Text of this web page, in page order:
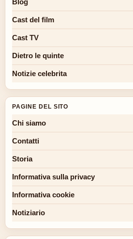
Blog
Cast del film
Cast TV
Dietro le quinte
Notizie celebrita
PAGINE DEL SITO
Chi siamo
Contatti
Storia
Informativa sulla privacy
Informativa cookie
Notiziario